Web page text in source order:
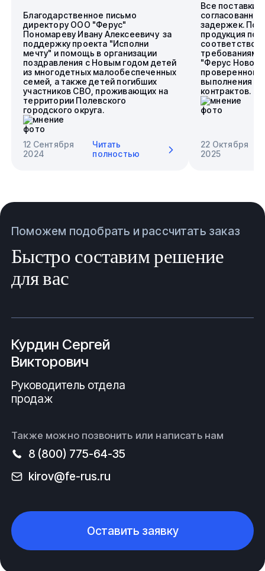
Благодарственное письмо
директору ООО "Ферус"
Пономареву Ивану Алексеевичу за
поддержку проекта "Исполни
мечту" и помощь в организации
поздравления с Новым годом детей
из многодетных малообеспеченных
семей, а также детей погибших
участников СВО, проживающих на
территории Полевского
городского округа.
12 Сентября
2024
Читать
полностью
Все поставки
задержек.
продукция
требованиям.
"Ферус
проверенного
выполнения
контрактов.
22 Октября
2025
Поможем подобрать и рассчитать заказ
Быстро составим решение
для вас
Курдин Сергей
Викторович
Руководитель отдела
продаж
Также можно позвонить или написать нам
8 (800) 775-64-35
kirov@fe-rus.ru
Оставить заявку